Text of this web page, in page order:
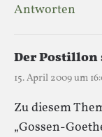
Antworten
Der Postillon
15. April 2009 um
Zu diesem
„Gossen-